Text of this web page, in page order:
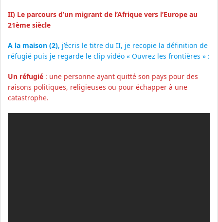
II) Le parcours d’un migrant de l’Afrique vers l’Europe au
21ème siècle
A la maison (2), j’écris le titre du II, je recopie la définition de
réfugié puis je regarde le clip vidéo « Ouvrez les frontières » :
Un réfugié : une personne ayant quitté son pays pour des
raisons politiques, religieuses ou pour échapper à une
catastrophe.